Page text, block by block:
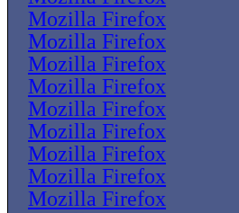
Mozilla Firefox
Mozilla Firefox
Mozilla Firefox
Mozilla Firefox
Mozilla Firefox
Mozilla Firefox
Mozilla Firefox
Mozilla Firefox
Mozilla Firefox